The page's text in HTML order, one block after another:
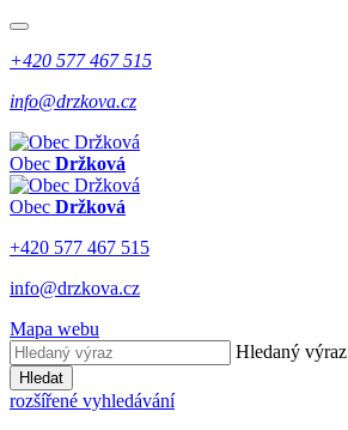
+420 577 467 515
info@drzkova.cz
Obec Držková
Obec Držková
+420 577 467 515
info@drzkova.cz
Mapa webu
Hledaný výraz
Hledat
rozšířené vyhledávání